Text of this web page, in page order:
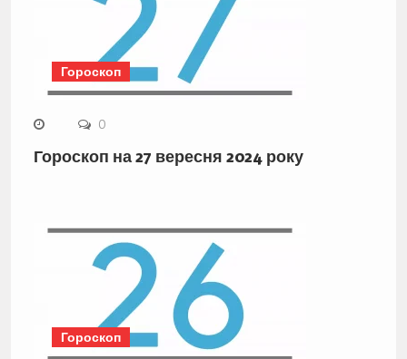
Гороскоп
0
Гороскоп на 27 вересня 2024 року
Гороскоп